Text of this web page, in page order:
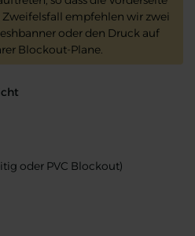
empfehlen wir zwei
oder den Druck auf
Blockout-Plane.
oder PVC Blockout)